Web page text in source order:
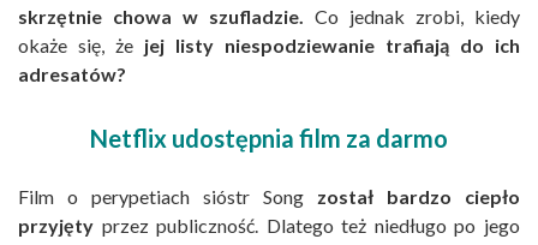
skrzętnie chowa w szufladzie. Co jednak zrobi, kiedy
okaże się, że jej listy niespodziewanie trafiają do ich
adresatów?
Netflix udostępnia film za darmo
Film o perypetiach sióstr Song został bardzo ciepło
przyjęty przez publiczność. Dlatego też niedługo po jego